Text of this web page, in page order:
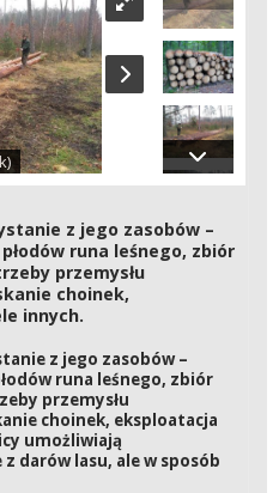
z jego zasobów –
runa leśnego, zbiór
przemysłu
choinek,
innych.
z jego zasobów –
runa leśnego, zbiór
przemysłu
choinek, eksploatacja
umożliwiają
darów lasu, ale w sposób